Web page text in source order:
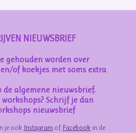
NIEUWSBRIEF
gehouden worden over
of koekjes met soms extra
algemene nieuwsbrief.
Schrijf je dan
nieuwsbrief
je ook Instagram of Facebook in de